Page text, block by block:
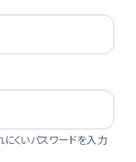
くいパスワードを入力